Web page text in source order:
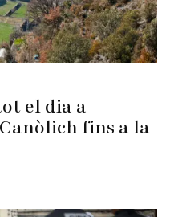
el dia a
fins a la